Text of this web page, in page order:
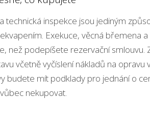
technická inspekce jsou jediným
Exekuce, věcná břemena a
než podepíšete rezervační smlouvu.
včetně vyčíslení nákladů na opravu
budete mít podklady pro jednání o
nekupovat.